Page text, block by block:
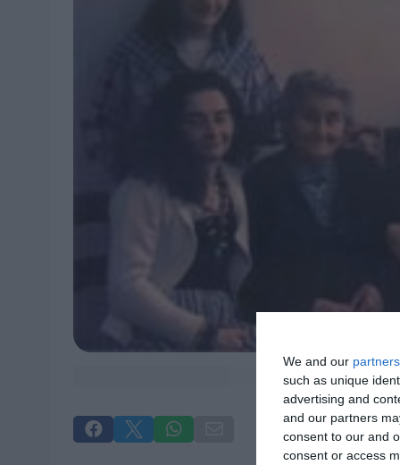
We and our partners
such as unique
advertising and
and our partners
consent to our and
consent or access
  